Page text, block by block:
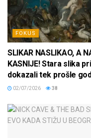
FOKUS
SLIKAR NASLIKAO, A
KASNIJE! Stara slika
dokazali tek prošle
02/07/2026 38